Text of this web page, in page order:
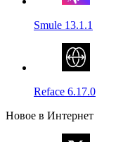
Smule 13.1.1
Reface 6.17.0
Новое в Интернет